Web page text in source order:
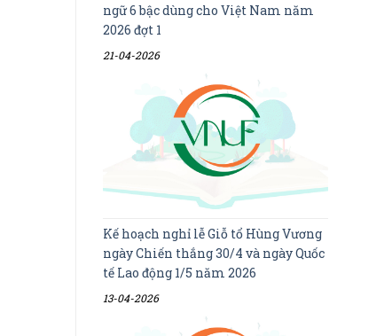
ngữ 6 bậc dùng cho Việt Nam năm
2026 đợt 1
21-04-2026
Kế hoạch nghỉ lễ Giỗ tổ Hùng Vương
ngày Chiến thắng 30/4 và ngày Quốc
tế Lao động 1/5 năm 2026
13-04-2026